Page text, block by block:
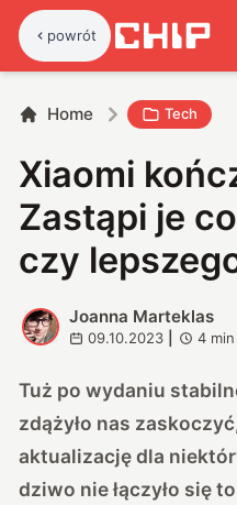
powrót
Home Tech
Xiaomi
Zastąpi je
czy
J
Joanna Marteklas
09.10.2023 4 min
Tuż po wydaniu
zdążyło nas
aktualizację dla
dziwo nie łączyło się